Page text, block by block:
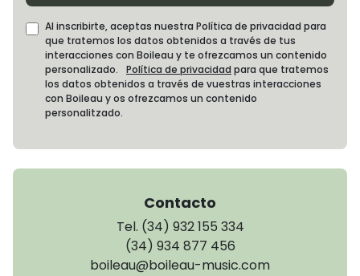
Al inscribirte, aceptas nuestra Política de privacidad para
que tratemos los datos obtenidos a través de tus
interacciones con Boileau y te ofrezcamos un contenido
personalizado. Política de privacidad para que tratemos
los datos obtenidos a través de vuestras interacciones
con Boileau y os ofrezcamos un contenido
personalitzado.
Contacto
Tel. (34) 932 155 334
(34) 934 877 456
boileau@boileau-music.com